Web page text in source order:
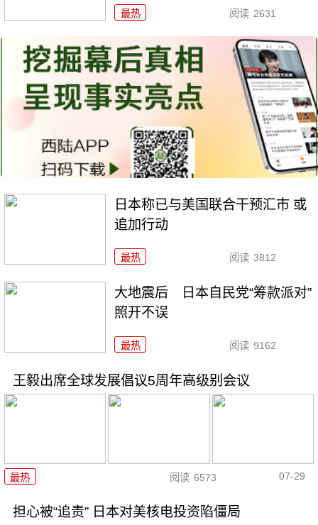
最热 阅读 2631
日本称已与美国联合干预汇市 或
追加行动
最热 阅读 3812
大地震后 日本自民党“筹款派对”
照开不误
最热 阅读 9162
王毅出席全球发展倡议5周年高级别会议
最热 阅读 6573 07-29
担心被“追责” 日本对美核电投资陷僵局